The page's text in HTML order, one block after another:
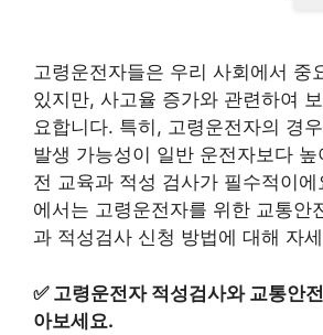
고령운전자들은 우리 사회에서 중
있지만, 사고율 증가와 관련하여
요합니다. 특히, 고령운전자의 경
발생 가능성이 일반 운전자보다
전 교육과 적성 검사가 필수적이
에서는 고령운전자를 위한 교통안
과 적성검사 신청 방법에 대해 자
✅ 고령운전자 적성검사와 교통안
아보세요.